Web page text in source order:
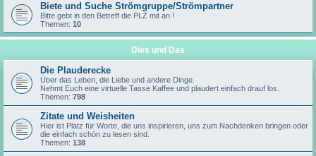
Biete und Suche Strömgruppe/Strömpartner
Bitte gebt in den Betreff die PLZ mit an !
Themen: 10
Dies und Das
Die Plauderecke
Über das Leben, die Liebe und andere Dinge.
Nehmt Euch eine virtuelle Tasse Kaffee und plaudert einfach drauf los.
Themen: 798
Zitate und Weisheiten
Hier ist Platz für Worte, die uns inspirieren, uns zum Nachdenken bringen oder
die einfach schön zu lesen sind.
Themen: 138